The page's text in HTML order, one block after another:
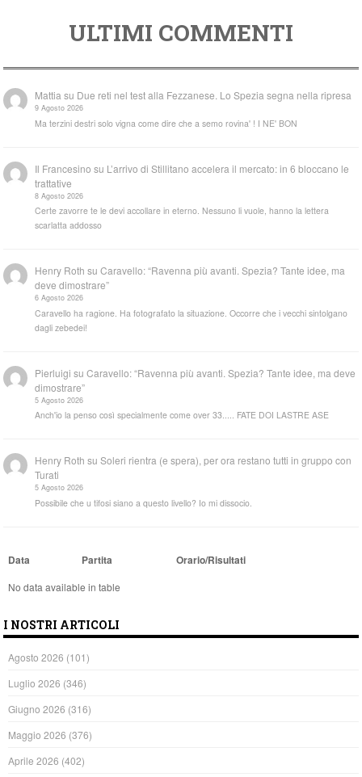
ULTIMI COMMENTI
Mattia su Due reti nel test alla Fezzanese. Lo Spezia segna nella ripresa
9 Agosto 2026
Ma terzini destri solo vigna come dire che a semo rovina' ! I NE' BON
Il Francesino su L’arrivo di Stillitano accelera il mercato: in 6 bloccano le
trattative
8 Agosto 2026
Certe zavorre te le devi accollare in eterno. Nessuno li vuole, hanno la lettera
scarlatta addosso
Henry Roth suCaravello: “Ravenna più avanti. Spezia? Tante idee, ma
deve dimostrare”
6 Agosto 2026
Caravello ha ragione. Ha fotografato la situazione. Occorre che i vecchi sintolgano
dagli zebedei!
Pierluigi suCaravello: “Ravenna più avanti. Spezia? Tante idee, ma deve
dimostrare”
5 Agosto 2026
Anch'io la penso così specialmente come over 33..... FATE DOI LASTRE ASE
Henry Roth suSoleri rientra (e spera), per ora restano tutti in gruppo con
Turati
5 Agosto 2026
Possibile che u tifosi siano a questo livello? Io mi dissocio.
Data Partita Orario/Risultati
No data available in table
I NOSTRI ARTICOLI
Agosto 2026 (101)
Luglio 2026 (346)
Giugno 2026 (316)
Maggio 2026 (376)
Aprile 2026 (402)